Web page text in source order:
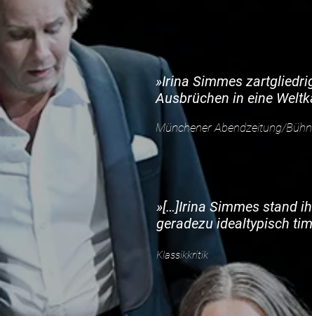
»Irina Simmes
Ausbrüchen in eine
Münchener Abendzeitung/
»[…]Irina Simmes stand i
geradezu idealtypisch
Klassikkritik